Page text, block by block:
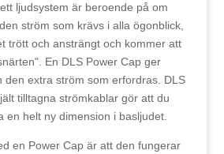
ljudsystem är beroende på om
ström som krävs i alla ögonblick,
trött och ansträngt och kommer att
En DLS Power Cap ger
den extra ström som erfordras. DLS
tilltagna strömkablar gör att du
en helt ny dimension i basljudet.
en Power Cap är att den fungerar